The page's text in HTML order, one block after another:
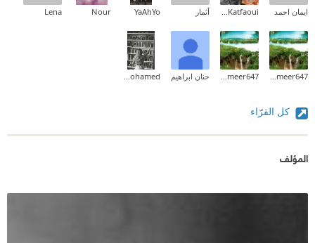
ايمان احمد Sameh Katfaoui أثمار YaAhYo
Nour
Lena
alameer647
alameer647 حنان ابراهيم Farah Mohamed
كل القرّاء
المؤلف